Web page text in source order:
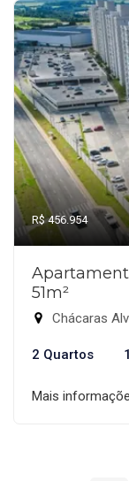
R$ 456.954
51m²
Chácaras
2 Quartos
Mais